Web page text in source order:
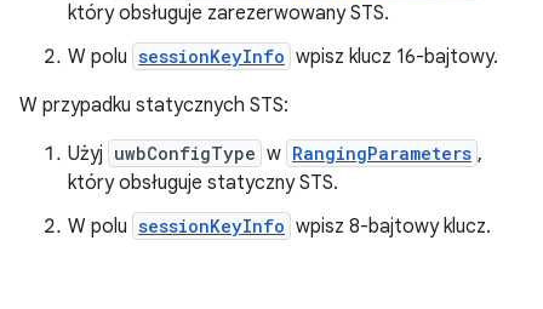
który obsługuje zarezerwowany STS.
W polu sessionKeyInfo wpisz klucz 16-bajtowy.
W przypadku statycznych STS:
Użyj uwbConfigType w RangingParameters ,
który obsługuje statyczny STS.
W polu sessionKeyInfo wpisz 8-bajtowy klucz.